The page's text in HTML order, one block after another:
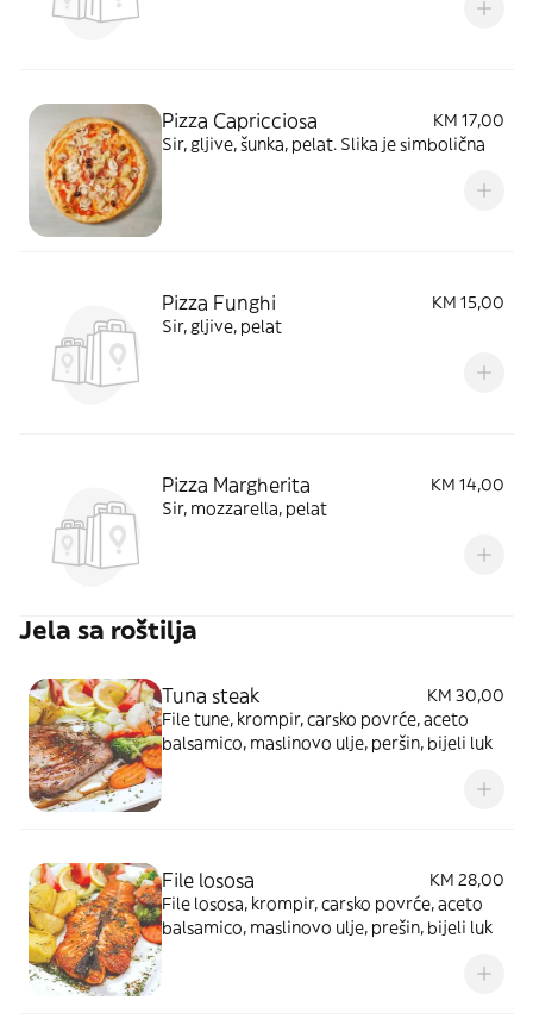
Pizza Capricciosa
KM 17,00
Sir, gljive, šunka, pelat. Slika je simbolična
Pizza Funghi
KM 15,00
Sir, gljive, pelat
Pizza Margherita
KM 14,00
Sir, mozzarella, pelat
Jela sa roštilja
Tuna steak
KM 30,00
File tune, krompir, carsko povrće, aceto
balsamico, maslinovo ulje, peršin, bijeli luk
File lososa
KM 28,00
File lososa, krompir, carsko povrće, aceto
balsamico, maslinovo ulje, prešin, bijeli luk